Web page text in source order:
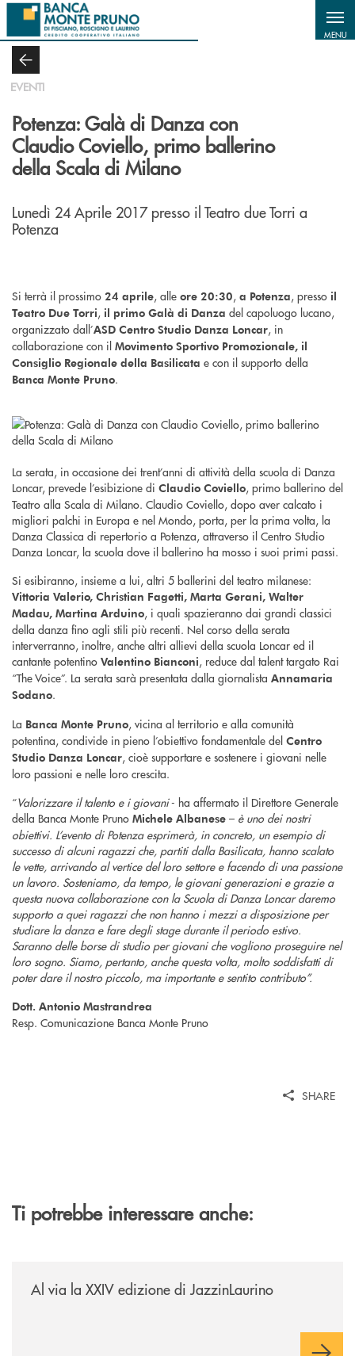
Salta al contenuto principale
MENU
EVENTI
Potenza: Galà di Danza con
Claudio Coviello, primo ballerino
della Scala di Milano
Lunedì 24 Aprile 2017 presso il Teatro due Torri a
Potenza
Si terrà il prossimo 24 aprile, alle ore 20:30, a Potenza, presso il
Teatro Due Torri, il primo Galà di Danza del capoluogo lucano,
organizzato dall’ASD Centro Studio Danza Loncar, in
collaborazione con il Movimento Sportivo Promozionale, il
Consiglio Regionale della Basilicata e con il supporto della
Banca Monte Pruno.
La serata, in occasione dei trent’anni di attività della scuola di Danza
Loncar, prevede l’esibizione di Claudio Coviello, primo ballerino del
Teatro alla Scala di Milano. Claudio Coviello, dopo aver calcato i
migliori palchi in Europa e nel Mondo, porta, per la prima volta, la
Danza Classica di repertorio a Potenza, attraverso il Centro Studio
Danza Loncar, la scuola dove il ballerino ha mosso i suoi primi passi.
Si esibiranno, insieme a lui, altri 5 ballerini del teatro milanese:
Vittoria Valerio, Christian Fagetti, Marta Gerani, Walter
Madau, Martina Arduino, i quali spazieranno dai grandi classici
della danza fino agli stili più recenti. Nel corso della serata
interverranno, inoltre, anche altri allievi della scuola Loncar ed il
cantante potentino Valentino Bianconi, reduce dal talent targato Rai
“The Voice”. La serata sarà presentata dalla giornalista Annamaria
Sodano.
La Banca Monte Pruno, vicina al territorio e alla comunità
potentina, condivide in pieno l’obiettivo fondamentale del Centro
Studio Danza Loncar, cioè supportare e sostenere i giovani nelle
loro passioni e nelle loro crescita.
“Valorizzare il talento e i giovani- ha affermato il Direttore Generale
della Banca Monte Pruno Michele Albanese – è uno dei nostri
obiettivi. L’evento di Potenza esprimerà, in concreto, un esempio di
successo di alcuni ragazzi che, partiti dalla Basilicata, hanno scalato
le vette, arrivando al vertice del loro settore e facendo di una passione
un lavoro. Sosteniamo, da tempo, le giovani generazioni e grazie a
questa nuova collaborazione con la Scuola di Danza Loncar daremo
supporto a quei ragazzi che non hanno i mezzi a disposizione per
studiare la danza e fare degli stage durante il periodo estivo.
Saranno delle borse di studio per giovani che vogliono proseguire nel
loro sogno. Siamo, pertanto, anche questa volta, molto soddisfatti di
poter dare il nostro piccolo, ma importante e sentito contributo”.
Dott. Antonio Mastrandrea
Resp. Comunicazione Banca Monte Pruno
SHARE
Ti potrebbe interessare anche:
Al via la XXIV edizione di JazzinLaurino